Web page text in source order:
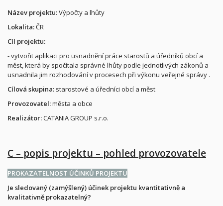
Název projektu: Výpočty a lhůty
Lokalita:ČR
Cíl projektu:
- vytvořit aplikaci pro usnadnění práce starostů a úředníků obcí a
měst, která by spočítala správné lhůty podle jednotlivých zákonů a
usnadnila jim rozhodování v procesech při výkonu veřejné správy .
Cílová skupina: starostové a úředníci obcí a měst
Provozovatel:města a obce
Realizátor:CATANIA GROUP s.r.o.
C – popis projektu – pohled provozovatele
PROKAZATELNOST ÚČINKŮ PROJEKTU
Je sledovaný (zamýšlený) účinek projektu kvantitativně a
kvalitativně prokazatelný?